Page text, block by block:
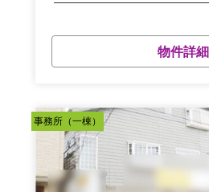
物件詳細
事務所（一棟）